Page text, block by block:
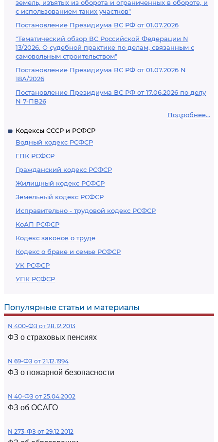
земель, изъятых из оборота и ограниченных в обороте, и
с использованием таких участков"
Постановление Президиума ВС РФ от 01.07.2026
"Тематический обзор ВС Российской Федерации N
13/2026. О судебной практике по делам, связанным с
самовольным строительством"
Постановление Президиума ВС РФ от 01.07.2026 N
18А/2026
Постановление Президиума ВС РФ от 17.06.2026 по делу
N 7-ПВ26
Подробнее...
Кодексы СССР и РСФСР
Водный кодекс РСФСР
ГПК РСФСР
Гражданский кодекс РСФСР
Жилищный кодекс РСФСР
Земельный кодекс РСФСР
Исправительно - трудовой кодекс РСФСР
КоАП РСФСР
Кодекс законов о труде
Кодекс о браке и семье РСФСР
УК РСФСР
УПК РСФСР
Популярные статьи и материалы
N 400-ФЗ от 28.12.2013
ФЗ о страховых пенсиях
N 69-ФЗ от 21.12.1994
ФЗ о пожарной безопасности
N 40-ФЗ от 25.04.2002
ФЗ об ОСАГО
N 273-ФЗ от 29.12.2012